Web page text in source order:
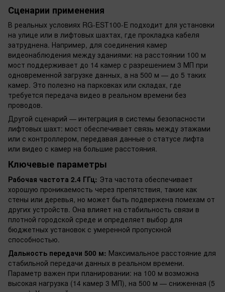
Сценарии применения
В реальных условиях RG-EST100-E подходит для установки
на улице или в лифтовых шахтах, где прокладка кабеля
затруднена. Например, для соединения камер
видеонаблюдения между зданиями: на расстоянии 100 м
мост поддерживает до 14 камер с разрешением 3 МП при
одновременной загрузке данных, а на 500 м — до 5 таких
камер. Это полезно на парковках или складах, где
требуется передача видео в реальном времени без
проводов.
Другой сценарий — интеграция в системы безопасности
лифтовых шахт: мост обеспечивает связь между этажами
или с контроллером, передавая данные о статусе лифта
или видео с камер на большие расстояния.
Ключевые параметры
Рабочая частота 2.4 ГГц: Эта частота обеспечивает
хорошую проникаемость через препятствия, такие как
стены или деревья, но может быть подвержена помехам от
других устройств. Она влияет на стабильность связи в
плотной городской среде и определяет выбор для
бюджетных установок с умеренной пропускной
способностью.
Дальность передачи 500 м: Максимальное расстояние для
стабильной передачи данных в реальном времени.
Параметр важен при планировании: на 100 м возможна
высокая нагрузка (14 камер 3 МП), на 500 м — сниженная (5